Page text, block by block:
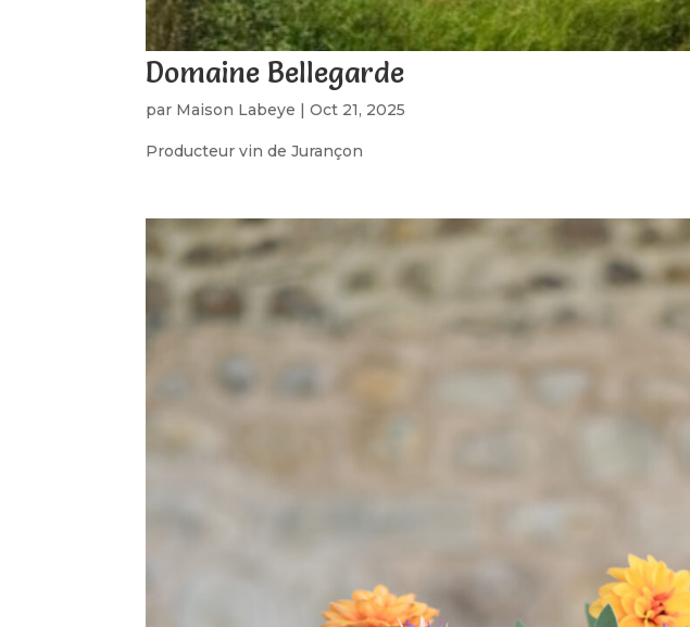
Domaine Bellegarde
par Maison Labeye |Oct 21, 2025
Producteur vin de Jurançon